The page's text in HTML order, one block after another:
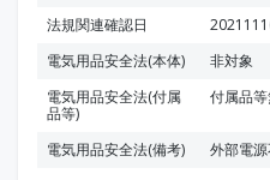
法規関連確認日
電気用品安全法(本体)
非対象
電気用品安全法(付属
品等)
付属品等
電気用品安全法(備考) 外部電